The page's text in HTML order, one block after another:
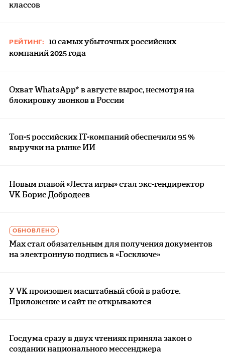
классов
РЕЙТИНГ: 10 самых убыточных российских
компаний 2025 года
Охват WhatsApp* в августе вырос, несмотря на
блокировку звонков в России
Топ-5 российских IT-компаний обеспечили 95 %
выручки на рынке ИИ
Новым главой «Леста игры» стал экс-гендиректор
VK Борис Добродеев
ОБНОВЛЕНО
Max стал обязательным для получения документов
на электронную подпись в «Госключе»
У VK произошел масштабный сбой в работе.
Приложение и сайт не открываются
Госдума сразу в двух чтениях приняла закон о
создании национального мессенджера